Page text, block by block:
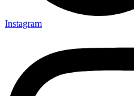
Instagram